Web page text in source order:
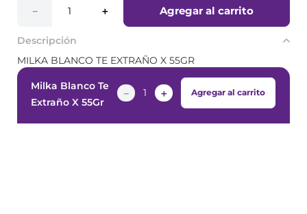
＋
－ Agregar al carrito
Descripción
MILKA BLANCO TE EXTRAÑO X 55GR
Milka Blanco Te
Extraño X 55Gr
＋
－ Agregar al carrito